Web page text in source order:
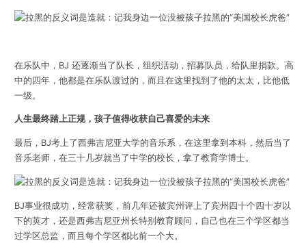
在乐队中，BJ 还逐渐当了队长，组织活动，招募队员，给队里捐款。高
中的四年，他都是在乐队渡过的，而且在这里找到了他的太太，比他低
一级。
人生最终踏上正规，孩子值得收获自己喜爱的未来
最后，BJ考上了西弗吉尼亚大学的音乐系，在这里拿到本科，然后当了
音乐老师，在三十几岁就当了中学的校长，拿了教育学博士。
BJ事业很成功，经常获奖，前几年还被宾州评上了宾州四十个四十岁以
下的英才，还是西弗吉尼亚州长特别教育顾问，自己也在三个学区都当
过学区总监，而且每个学区都比前一个大。